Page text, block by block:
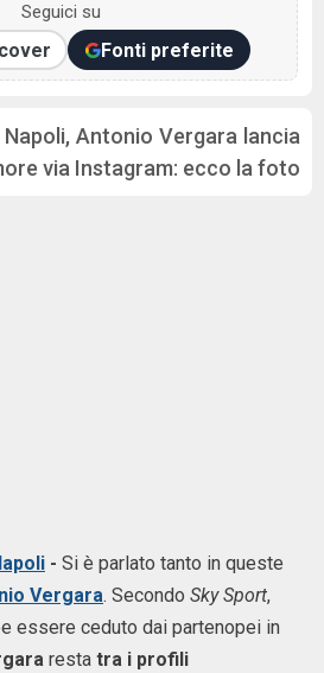
Seguici su
Fonti preferite
Antonio Vergara lancia
via Instagram: ecco la foto
- Si è parlato tanto in queste
Vergara. Secondo Sky Sport,
essere ceduto dai partenopei in
resta tra i profili